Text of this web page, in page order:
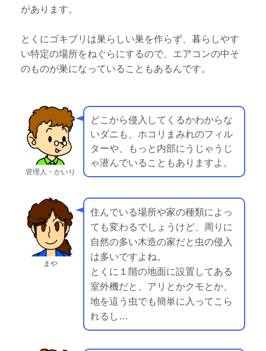
があります。
とくにゴキブリは巣らしい巣を作らず、暮らしやす
い特定の場所をねぐらにするので、エアコンの中そ
のものが巣になっていることもあるんです。
管理人・かいり
どこから侵入してくるかわからな
いダニも、ホコリまみれのフィル
ターや、もっと内部にうじゃうじ
ゃ潜んでいることもありますよ。
まや
住んでいる場所や家の種類によっ
ても変わるでしょうけど、周りに
自然の多い木造の家だと虫の侵入
は多いですよね。
とくに１階の地面に設置してある
室外機だと、アリとかクモとか、
地を這う虫でも簡単に入ってこら
れるし…